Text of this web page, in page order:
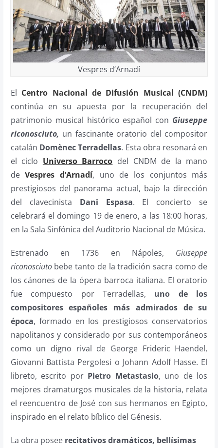
Vespres d’Arnadí
El Centro Nacional de Difusión Musical (CNDM)
continúa en su apuesta por la recuperación del
patrimonio musical histórico español con Giuseppe
riconosciuto, un fascinante oratorio del compositor
catalán Domènec Terradellas. Esta obra resonará en
el ciclo Universo Barroco del CNDM de la mano
deVespres d’Arnadí, uno de los conjuntos más
prestigiosos del panorama actual, bajo la dirección
del clavecinista Dani Espasa. El concierto se
celebrará el domingo 19 de enero, a las 18:00 horas,
en la Sala Sinfónica del Auditorio Nacional de Música.
Estrenado en 1736 en Nápoles, Giuseppe
riconosciutobebe tanto de la tradición sacra como de
los cánones de la ópera barroca italiana. El oratorio
fue compuesto por Terradellas, uno de los
compositores españoles más admirados de su
época, formado en los prestigiosos conservatorios
napolitanos y considerado por sus contemporáneos
como un digno rival de George Frideric Haendel,
Giovanni Battista Pergolesi o Johann Adolf Hasse. El
libreto, escrito por Pietro Metastasio, uno de los
mejores dramaturgos musicales de la historia, relata
el reencuentro de José con sus hermanos en Egipto,
inspirado en el relato bíblico del Génesis.
La obra posee recitativos dramáticos, bellísimas